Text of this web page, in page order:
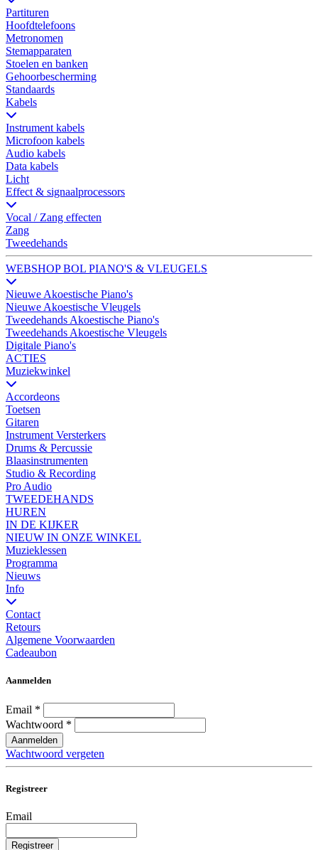
Partituren
Hoofdtelefoons
Metronomen
Stemapparaten
Stoelen en banken
Gehoorbescherming
Standaards
Kabels
Instrument kabels
Microfoon kabels
Audio kabels
Data kabels
Licht
Effect & signaalprocessors
Vocal / Zang effecten
Zang
Tweedehands
WEBSHOP BOL PIANO'S & VLEUGELS
Nieuwe Akoestische Piano's
Nieuwe Akoestische Vleugels
Tweedehands Akoestische Piano's
Tweedehands Akoestische Vleugels
Digitale Piano's
ACTIES
Muziekwinkel
Accordeons
Toetsen
Gitaren
Instrument Versterkers
Drums & Percussie
Blaasinstrumenten
Studio & Recording
Pro Audio
TWEEDEHANDS
HUREN
IN DE KIJKER
NIEUW IN ONZE WINKEL
Muzieklessen
Programma
Nieuws
Info
Contact
Retours
Algemene Voorwaarden
Cadeaubon
Aanmelden
Email *
Wachtwoord *
Aanmelden
Wachtwoord vergeten
Registreer
Email